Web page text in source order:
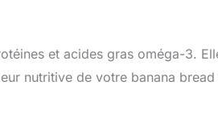
et acides gras oméga-3.
nutritive de votre banana bread